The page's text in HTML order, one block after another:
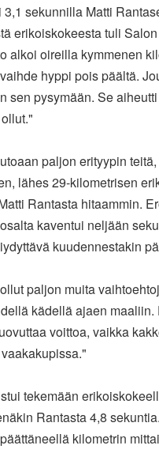
3,1 sekunnilla Matti
erikoiskokeesta tuli
alkoi oireilla kymmenen
hyppi pois päältä.
sen pysymään. Se
paljon erityypin
lähes 29-kilometrisen
Rantasta hitaammin.
kaventui neljään
kuudennestakin
paljon muita
kädellä ajaen
voittoa, vaikka
tekemään
Rantasta 4,8 sekuntia.
kilometrin